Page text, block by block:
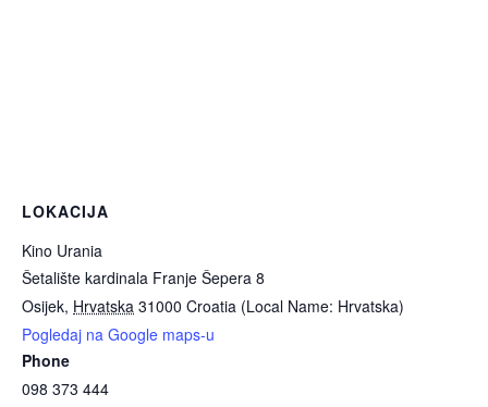
LOKACIJA
Kino Urania
Šetalište kardinala Franje Šepera 8
Osijek, Hrvatska 31000 Croatia (Local Name: Hrvatska)
Pogledaj na Google maps-u
Phone
098 373 444